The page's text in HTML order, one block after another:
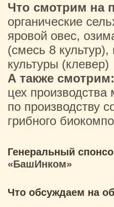
Что смотрим на
органические
яровой овес,
(смесь 8
культуры (клевер)
А также смотрим:
цех производства
по производству
грибного
Генеральный
«БашИнком»
Что обсуждаем на